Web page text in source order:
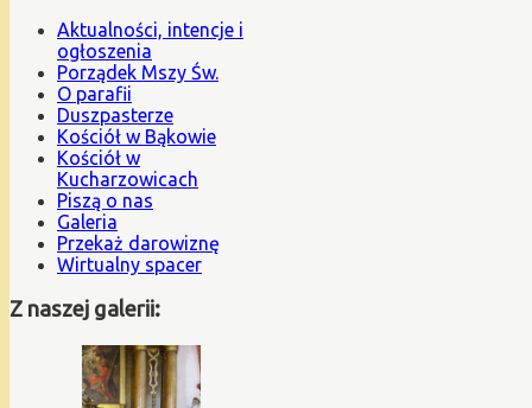
Aktualności, intencje i
ogłoszenia
Porządek Mszy Św.
O parafii
Duszpasterze
Kościół w Bąkowie
Kościół w
Kucharzowicach
Piszą o nas
Galeria
Przekaż darowiznę
Wirtualny spacer
Z naszej galerii: